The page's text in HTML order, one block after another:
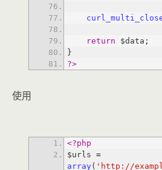
return
?>
使用
<?php
$urls =
array( 'http://